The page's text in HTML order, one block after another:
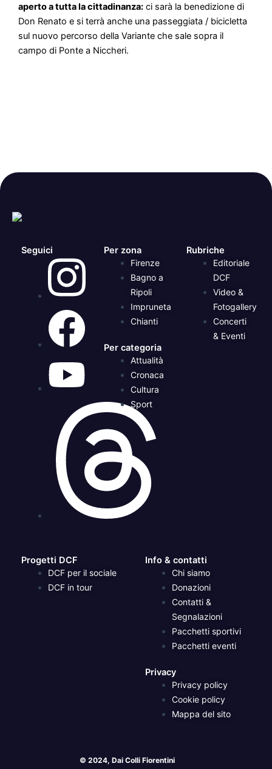
aperto a tutta la cittadinanza: ci sarà la benedizione di
Don Renato e si terrà anche una passeggiata / bicicletta
sul nuovo percorso della Variante che sale sopra il
campo di Ponte a Niccheri.
Seguici Per zona
Firenze
Bagno a
Ripoli
Impruneta
Chianti
Per categoria
Attualità
Cronaca
Cultura
Sport
Rubriche
Editoriale
DCF
Video &
Fotogallery
Concerti
& Eventi
Progetti DCF
DCF per il sociale
DCF in tour
Info & contatti
Chi siamo
Donazioni
Contatti &
Segnalazioni
Pacchetti sportivi
Pacchetti eventi
Privacy
Privacy policy
Cookie policy
Mappa del sito
© 2024, Dai Colli Fiorentini